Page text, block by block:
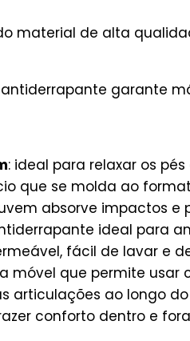
material de alta
garante
: ideal para relaxar os
que se molda ao
absorve impactos e
ideal para
fácil de lavar e
móvel que permite usar
articulações ao longo
conforto dentro e